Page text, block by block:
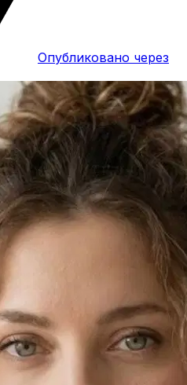
Опубликовано через